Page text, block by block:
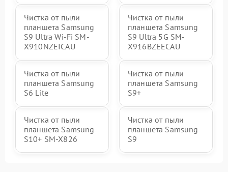
Чистка от пыли
планшета Samsung
S9 Ultra Wi-Fi SM-
X910NZEICAU
Чистка от пыли
планшета Samsung
S9 Ultra 5G SM-
X916BZEECAU
Чистка от пыли
планшета Samsung
S6 Lite
Чистка от пыли
планшета Samsung
S9+
Чистка от пыли
планшета Samsung
S10+ SM-X826
Чистка от пыли
планшета Samsung
S9